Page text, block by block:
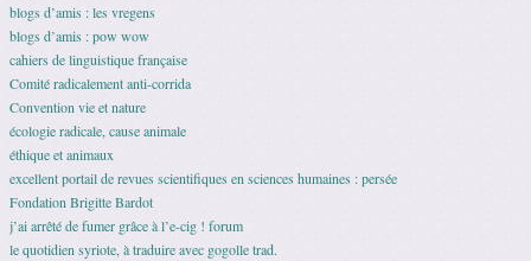
blogs d’amis : les vregens
blogs d’amis : pow wow
cahiers de linguistique française
Comité radicalement anti-corrida
Convention vie et nature
écologie radicale, cause animale
éthique et animaux
excellent portail de revues scientifiques en sciences humaines : persée
Fondation Brigitte Bardot
j’ai arrêté de fumer grâce à l’e-cig ! forum
le quotidien syriote, à traduire avec gogolle trad.